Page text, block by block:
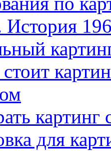
История
для